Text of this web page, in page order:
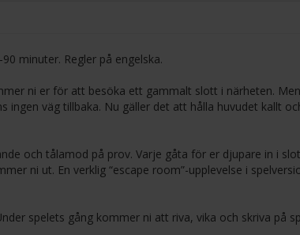
minuter. Regler på engelska.
ni er för att besöka ett gammalt slott i närheten.
ingen väg tillbaka. Nu gäller det att hålla huvudet kallt
och tålamod på prov. Varje gåta för er djupare in i
ni ut. En verklig “escape room”-upplevelse i
spelets gång kommer ni att riva, vika och skriva på